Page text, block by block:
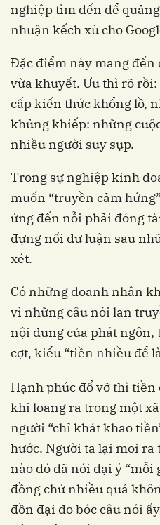
nghiệp tìm đến để
nhuận kếch xù cho
Đặc điểm này mang đến
vừa khuyết. Ưu thì rõ
cấp kiến thức khổng lồ,
khủng khiếp: những
nhiều người suy sụp.
Trong sự nghiệp kinh
muốn “truyền cảm
ứng đến nỗi phải đóng
đựng nổi dư luận sau
xét.
Có những doanh nhân
vì những câu nói lan
nội dung của phát
cợt, kiểu “tiền nhiều để
Hạnh phúc đổ vỡ thì tiền
khi loang ra trong một
người “chỉ khát khao
hước. Người ta lại moi
nào đó đã nói đại ý
đồng chứ nhiều quá
đồn đại do bóc câu nói